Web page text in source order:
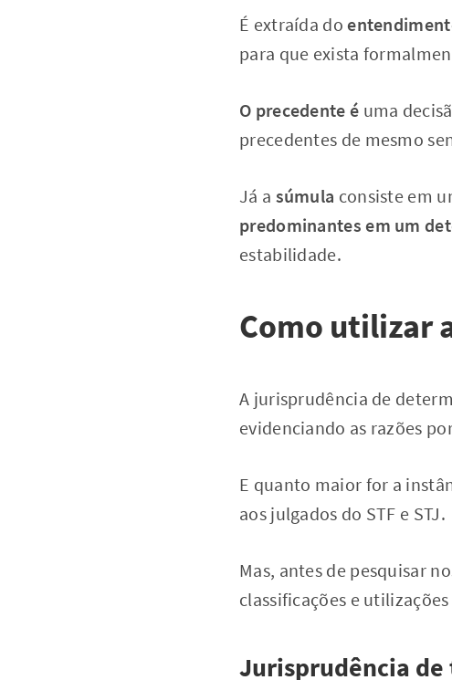
É extraída do
para que exista
O precedente é uma
precedentes de mesmo
Já a súmula consiste em
predominantes em um
estabilidade.
Como utilizar
A jurisprudência de
evidenciando as razões
E quanto maior for a
aos julgados do STF e STJ.
Mas, antes de pesquisar
classificações e
Jurisprudência